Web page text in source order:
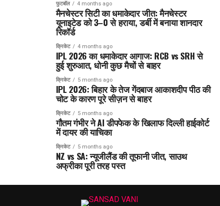
फुटबॉल 4 months ago
मैनचेस्टर सिटी का धमाकेदार जीत: मैनचेस्टर
यूनाइटेड को 3–0 से हराया, डर्बी में बनाया शानदार
रिकॉर्ड
क्रिकेट 4 months ago
IPL 2026 का धमाकेदार आगाज: RCB vs SRH से
हुई शुरुआत, धोनी कुछ मैचों से बाहर
क्रिकेट 5 months ago
IPL 2026: बिहार के तेज गेंदबाज आकाशदीप पीठ की
चोट के कारण पूरे सीज़न से बाहर
क्रिकेट 5 months ago
गौतम गंभीर ने AI डीपफेक के खिलाफ दिल्ली हाईकोर्ट
में दायर की याचिका
क्रिकेट 5 months ago
NZ vs SA: न्यूजीलैंड की तूफानी जीत, साउथ
अफ्रीका पूरी तरह पस्त